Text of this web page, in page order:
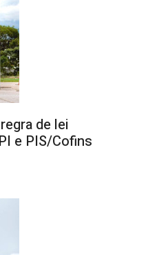
de lei
e PIS/Cofins